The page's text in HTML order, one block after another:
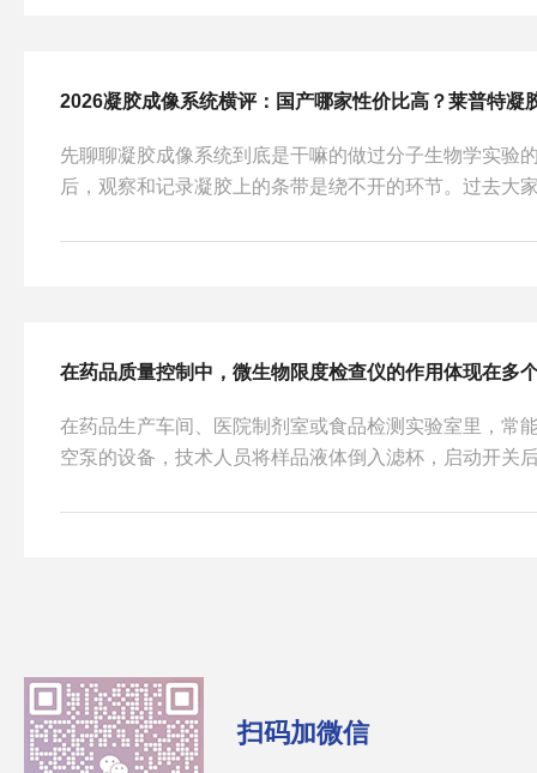
先聊聊凝胶成像系统到底是干嘛的做过分子生物学实验
后，观察和记录凝胶上的条带是绕不开的环节。过去大
差。凝胶成像系统就是为了解决这个痛点而生的。它内
在药品质量控制中，微生物限度检查仪的作用体现在多
在药品生产车间、医院制剂室或食品检测实验室里，常
空泵的设备，技术人员将样品液体倒入滤杯，启动开关
查仪。它并非什么精密仪器，却承担着药品安全检测中
扫码加微信